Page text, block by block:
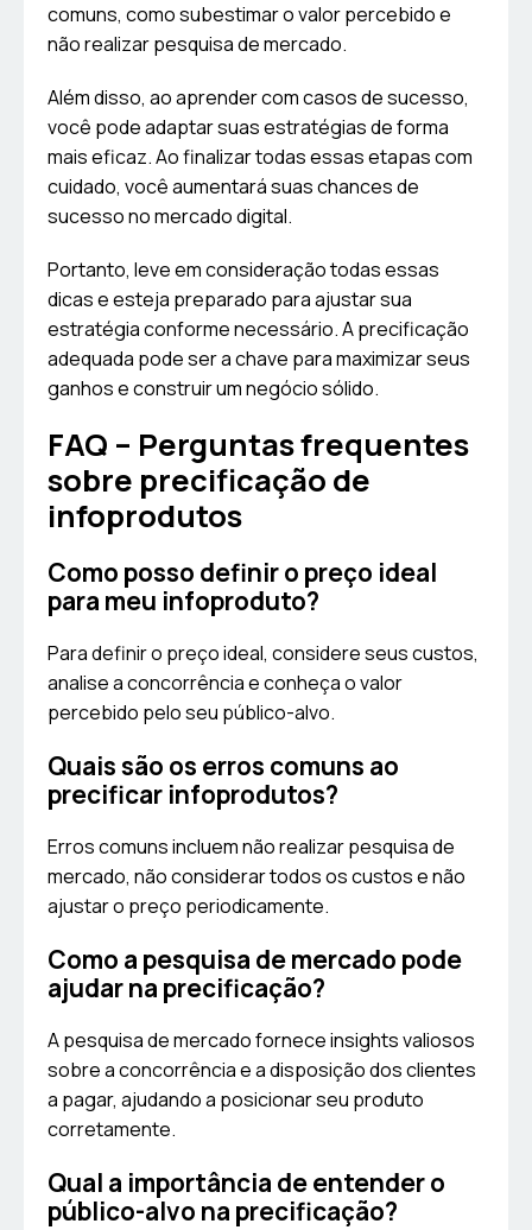
comuns, como subestimar o valor percebido e
não realizar pesquisa de mercado.
Além disso, ao aprender com casos de sucesso,
você pode adaptar suas estratégias de forma
mais eficaz. Ao finalizar todas essas etapas com
cuidado, você aumentará suas chances de
sucesso no mercado digital.
Portanto, leve em consideração todas essas
dicas e esteja preparado para ajustar sua
estratégia conforme necessário. A precificação
adequada pode ser a chave para maximizar seus
ganhos e construir um negócio sólido.
FAQ – Perguntas frequentes
sobre precificação de
infoprodutos
Como posso definir o preço ideal
para meu infoproduto?
Para definir o preço ideal, considere seus custos,
analise a concorrência e conheça o valor
percebido pelo seu público-alvo.
Quais são os erros comuns ao
precificar infoprodutos?
Erros comuns incluem não realizar pesquisa de
mercado, não considerar todos os custos e não
ajustar o preço periodicamente.
Como a pesquisa de mercado pode
ajudar na precificação?
A pesquisa de mercado fornece insights valiosos
sobre a concorrência e a disposição dos clientes
a pagar, ajudando a posicionar seu produto
corretamente.
Qual a importância de entender o
público-alvo na precificação?